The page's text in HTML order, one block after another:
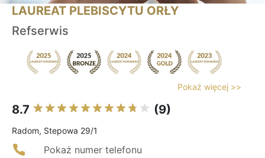
LAUREAT PLEBISCYTU ORŁY
Refserwis
Pokaż więcej >>
8.7 (9)
Radom, Stepowa 29/1
Pokaż numer telefonu